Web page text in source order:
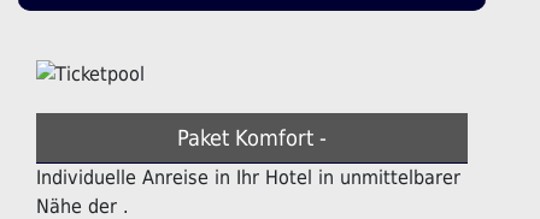
Paket Komfort -
Individuelle Anreise in Ihr Hotel in unmittelbarer
Nähe der .